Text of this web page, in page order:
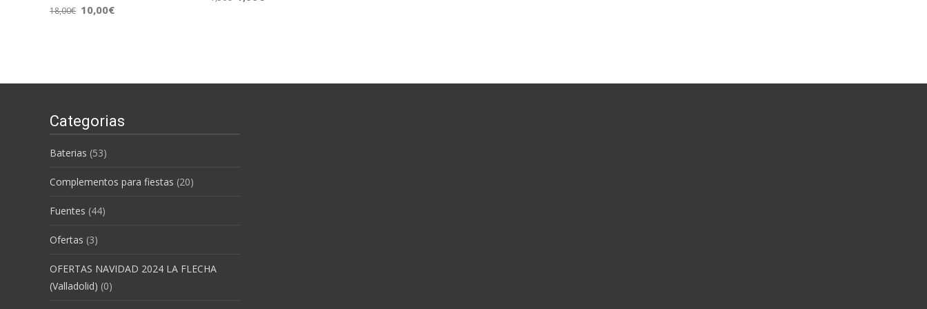
18,00€ 10,00€
Categorias
Baterias (53)
Complementos para fiestas (20)
Fuentes (44)
Ofertas (3)
OFERTAS NAVIDAD 2024 LA FLECHA
(Valladolid) (0)